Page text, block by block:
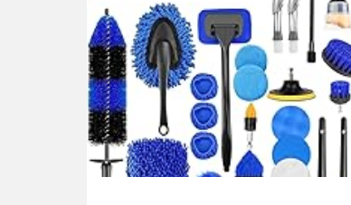
5
STÜCK
MIKROFASERTÜCHER
AUTO
&
2
STÜCK